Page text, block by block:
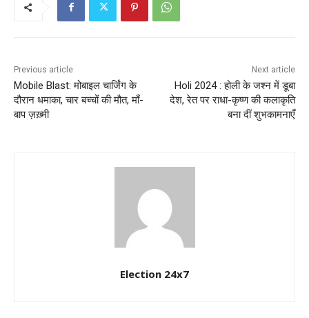
Previous article
Mobile Blast: मोबाइल चार्जिंग के
दौरान धमाका, चार बच्चों की मौत, माँ-
बाप ज़ख़्मी
Next article
Holi 2024 : होली के जश्न में डूबा
देश, रेत पर राधा-कृष्ण की कलाकृति
बना दीं शुभकामनाएँ
Election 24x7